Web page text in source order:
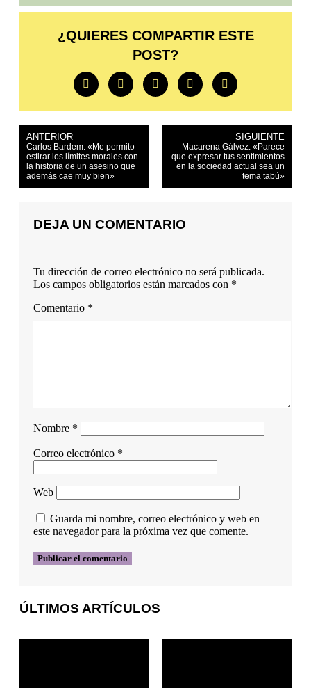
¿QUIERES COMPARTIR ESTE
POST?
ANTERIOR
Carlos Bardem: «Me permito
estirar los límites morales con
la historia de un asesino que
además cae muy bien»
SIGUIENTE
Macarena Gálvez: «Parece
que expresar tus sentimientos
en la sociedad actual sea un
tema tabú»
DEJA UN COMENTARIO
Tu dirección de correo electrónico no será publicada.
Los campos obligatorios están marcados con *
Comentario *
Nombre *
Correo electrónico *
Web
Guarda mi nombre, correo electrónico y web en
este navegador para la próxima vez que comente.
ÚLTIMOS ARTÍCULOS